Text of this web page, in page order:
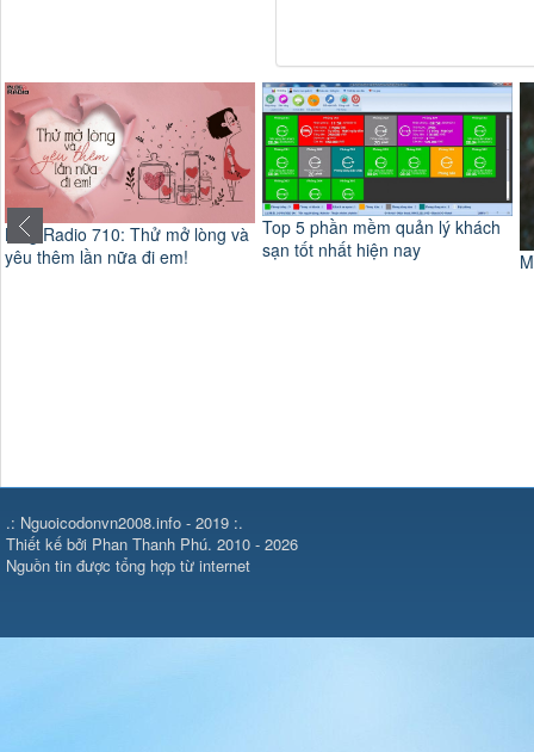
Blog Radio 710: Thử mở lòng và
yêu thêm lần nữa đi em!
Top 5 phần mềm quản lý khách
sạn tốt nhất hiện nay
.: Nguoicodonvn2008.info - 2019 :.
Thiết kế bởi Phan Thanh Phú. 2010 - 2026
Nguồn tin được tổng hợp từ internet